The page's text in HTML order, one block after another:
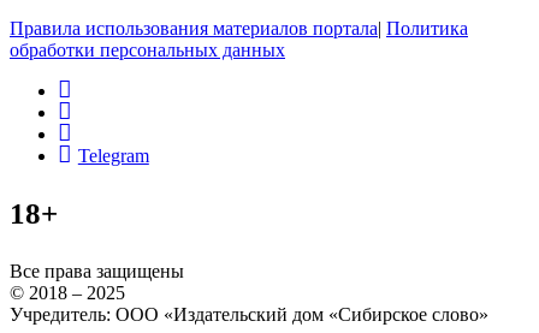
Правила использования материалов портала| Политика
обработки персональных данных
Telegram
18+
Все права защищены
© 2018 – 2025
Учредитель: ООО «Издательский дом «Сибирское слово»